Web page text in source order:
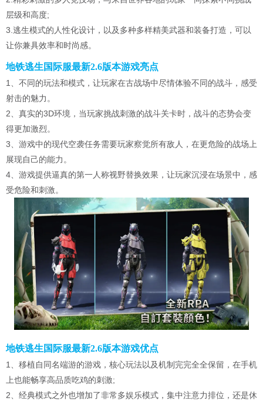
层级和高度;
3.逃生模式的人性化设计，以及多种多样精美武器和装备打造，可以
让你兼具效率和时尚感。
地铁逃生国际服最新2.6版本游戏亮点
1、不同的玩法和模式，让玩家在古战场中尽情体验不同的战斗，感受
射击的魅力。
2、真实的3D环境，当玩家挑战刺激的战斗关卡时，战斗的态势会变
得更加激烈。
3、游戏中的现代空袭任务需要玩家察觉所有敌人，在更危险的战场上
展现自己的能力。
4、游戏提供逼真的第一人称视野替换效果，让玩家沉浸在场景中，感
受危险和刺激。
地铁逃生国际服最新2.6版本游戏优点
1、移植自同名端游的游戏，核心玩法以及机制完完全全保留，在手机
上也能畅享高品质吃鸡的刺激;
2、经典模式之外也增加了非常多娱乐模式，集中注意力排位，还是休